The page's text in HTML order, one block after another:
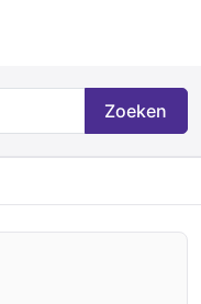
Zoeken